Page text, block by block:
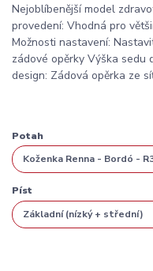
Nejoblíbenější model
provedení: Vhodná pro
Možnosti nastavení:
zádové opěrky Výška
design: Zádová opěrka ze
Potah
Píst